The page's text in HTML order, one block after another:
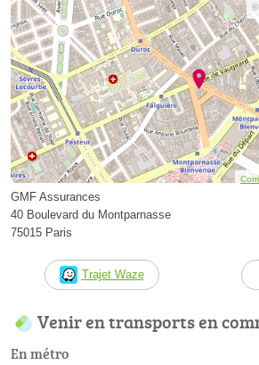
©
GMF Assurances
40 Boulevard du Montparnasse
75015 Paris
Trajet Waze
Venir en transports en
En métro